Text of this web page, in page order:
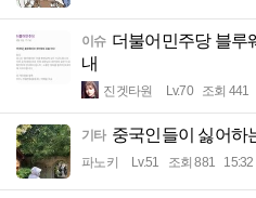
이슈 더불어민주당 블루
내
진겟타원 Lv.70 조회 441
기타 중국인들이 싫어하
파노키 Lv.51 조회 881 15:32